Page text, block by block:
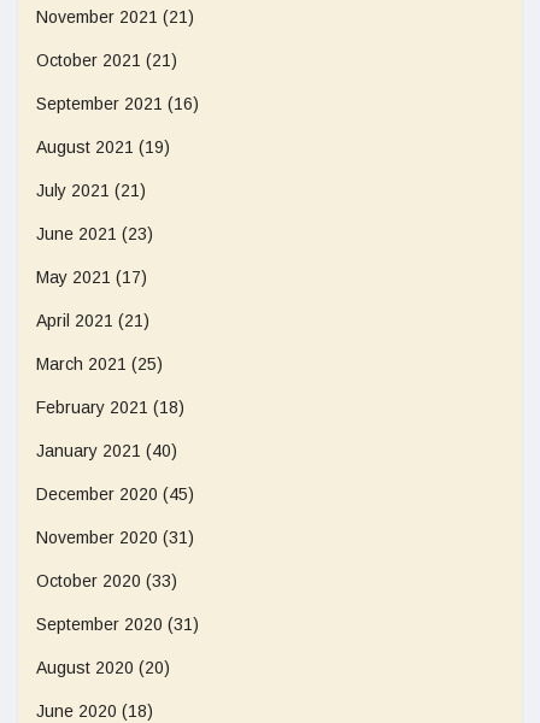
November 2021 (21)
October 2021 (21)
September 2021 (16)
August 2021 (19)
July 2021 (21)
June 2021 (23)
May 2021 (17)
April 2021 (21)
March 2021 (25)
February 2021 (18)
January 2021 (40)
December 2020 (45)
November 2020 (31)
October 2020 (33)
September 2020 (31)
August 2020 (20)
June 2020 (18)